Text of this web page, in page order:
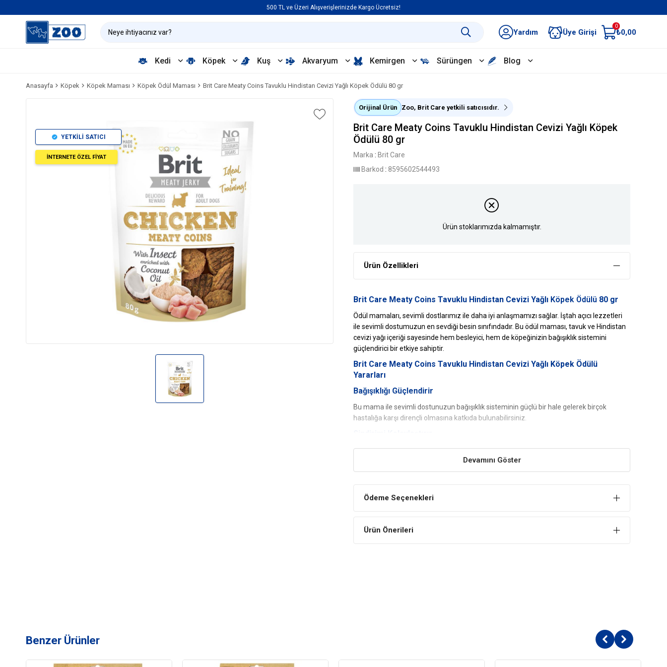
500 TL ve Üzeri Alışverişlerinizde Kargo Ücretsiz!
Yardım Üye Girişi
0
₺0,00
Kedi Köpek Kuş Akvaryum Kemirgen Sürüngen Blog
Anasayfa Köpek Köpek Maması Köpek Ödül Maması Brit Care Meaty Coins Tavuklu Hindistan Cevizi Yağlı Köpek Ödülü 80 gr
YETKİLİ SATICI
İNTERNETE ÖZEL FİYAT
Orijinal Ürün Zoo, Brit Care yetkili satıcısıdır.
Brit Care Meaty Coins Tavuklu Hindistan Cevizi Yağlı Köpek
Ödülü 80 gr
Marka : Brit Care
Barkod : 8595602544493
Ürün stoklarımızda kalmamıştır.
Ürün Özellikleri
Brit Care Meaty Coins Tavuklu Hindistan Cevizi Yağlı Köpek Ödülü 80 gr
Ödül mamaları, sevimli dostlarımız ile daha iyi anlaşmamızı sağlar. İştah açıcı lezzetleri
ile sevimli dostumuzun en sevdiği besin sınıfındadır. Bu ödül maması, tavuk ve Hindistan
cevizi yağı içeriği sayesinde hem besleyici, hem de köpeğinizin bağışıklık sistemini
güçlendirici bir etkiye sahiptir.
Brit Care Meaty Coins Tavuklu Hindistan Cevizi Yağlı Köpek Ödülü
Yararları
Bağışıklığı Güçlendirir
Bu mama ile sevimli dostunuzun bağışıklık sisteminin güçlü bir hale gelerek birçok
hastalığa karşı dirençli olmasına katkıda bulunabilirsiniz.
Sağlıklı ve dengeli besin içeriği sayesinde köpeğinizin bağırsaklarında bulunan flora
üzerinde düzenleyici bir etkiye sahiptir ve oluşabilecek sindirim problemlerini önler.
Köpekleriniz için zengin protein kaynağı sağlayarak, sağlıklı bir şekilde gelişip
büyümesine katkıda bulunur.
İçindekiler
Doğal antioksidanlar: biberiye özütü, bitkisel yağlardan elde edilen tokoferol
Devamını Göster
Ödeme Seçenekleri
Ürün Önerileri
Benzer Ürünler